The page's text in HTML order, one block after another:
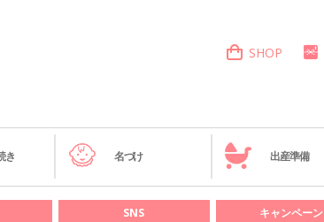
SHOP
き 名づけ 出産準備
SNS キャンペーン